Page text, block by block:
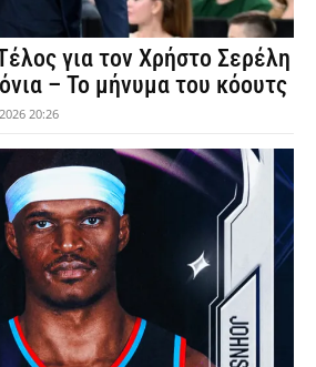
για τον Χρήστο Σερέλη
– Το μήνυμα του κόουτς
20:26